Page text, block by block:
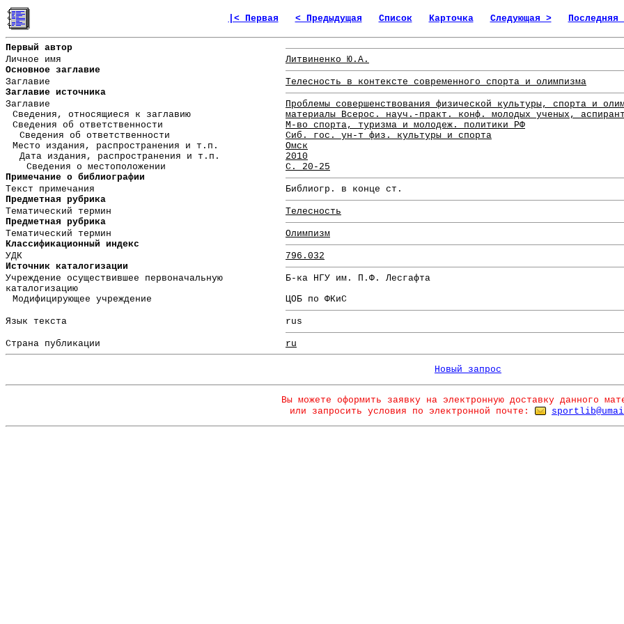
|< Первая < Предыдущая Список Карточка Следующая > Последняя
Первый автор
Личное имя
Литвиненко Ю.А.
Основное заглавие
Заглавие
Телесность в контексте современного спорта и олимпизма
Заглавие источника
Заглавие
Проблемы совершенствования физической культуры, спорта и
Сведения, относящиеся к заглавию
материалы Всерос. науч.-практ. конф. молодых ученых,
Сведения об ответственности
М-во спорта, туризма и молодеж. политики РФ
Сведения об ответственности
Сиб. гос. ун-т физ. культуры и спорта
Место издания, распространения и т.п.
Омск
Дата издания, распространения и т.п.
2010
Сведения о местоположении
С. 20-25
Примечание о библиографии
Текст примечания
Библиогр. в конце ст.
Предметная рубрика
Тематический термин
Телесность
Предметная рубрика
Тематический термин
Олимпизм
Классификационный индекс
УДК
796.032
Источник каталогизации
Учреждение осуществившее первоначальную
каталогизацию
Б-ка НГУ им. П.Ф. Лесгафта
Модифицирующее учреждение
ЦОБ по ФКиС
Язык текста rus
Страна публикации ru
Новый запрос
Вы можете оформить заявку на электронную доставку данного
или запросить условия по электронной почте: